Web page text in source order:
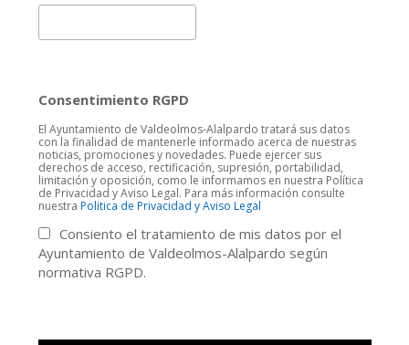
Consentimiento RGPD
El Ayuntamiento de Valdeolmos-Alalpardo tratará sus datos
con la finalidad de mantenerle informado acerca de nuestras
noticias, promociones y novedades. Puede ejercer sus
derechos de acceso, rectificación, supresión, portabilidad,
limitación y oposición, como le informamos en nuestra Política
de Privacidad y Aviso Legal. Para más información consulte
nuestra Politica de Privacidad y Aviso Legal
Consiento el tratamiento de mis datos por el
Ayuntamiento de Valdeolmos-Alalpardo según
normativa RGPD.